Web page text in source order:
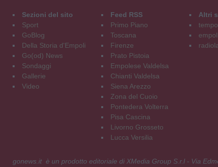
Sezioni del sito
Sport
GoBlog
Della Storia d'Empoli
Go(od) News
Sondaggi
Gallerie
Video
Feed RSS
Primo Piano
Toscana
Firenze
Prato Pistoia
Empolese Valdelsa
Chianti Valdelsa
Siena Arezzo
Zona del Cuoio
Pontedera Volterra
Pisa Cascina
Livorno Grosseto
Lucca Versilia
Altri
gonews.it è un prodotto editoriale di XMedia Group S.r.l - Via